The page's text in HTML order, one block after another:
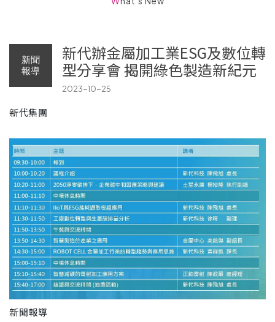
新聞
報導
新代辦金屬加工業ESG及數位轉
型分享會 揭開綠色製造新紀元
2023-10-25
新代集團
新聞報導